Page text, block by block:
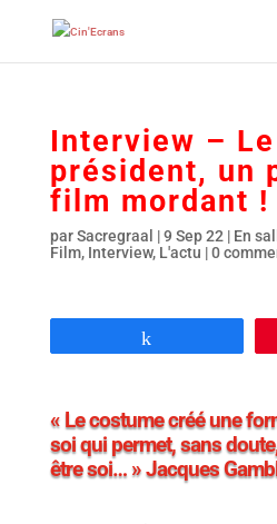
Interview –
président, un
film mordant !
parSacregraal |9 Sep 22 | En
Film, Interview, L'actu |0
« Le costume créé une
soi qui permet, sans
être soi… » Jacques